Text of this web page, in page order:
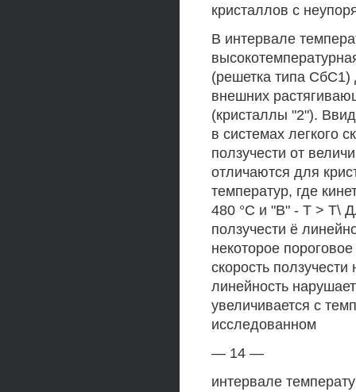
кристаллов с
В интервале
(решетка типа
внешних
(кристаллы "2").
в системах легкого
ползучести от
отличаются для
температур, где
480 °С и "В" - Т > Т\
ползучести ё
некоторое
скорость
линейность
увеличивается с
исследованном
— 14 —
интервале